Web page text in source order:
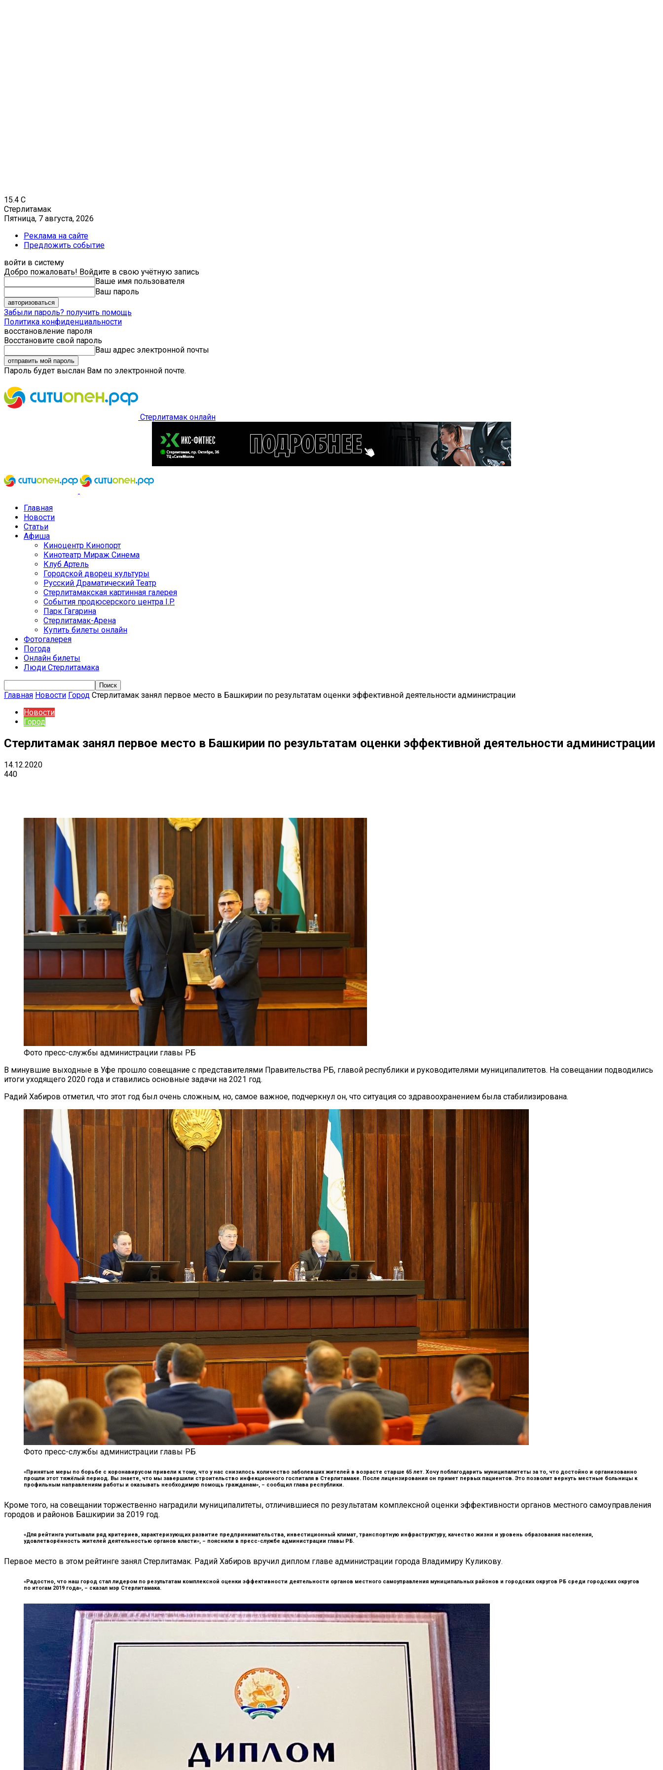
15.4 C
Стерлитамак
Пятница, 7 августа, 2026
Реклама на сайте
Предложить событие
войти в систему
Добро пожаловать! Войдите в свою учётную запись
Ваше имя пользователя
Ваш пароль
Забыли пароль? получить помощь
Политика конфиденциальности
восстановление пароля
Восстановите свой пароль
Ваш адрес электронной почты
Пароль будет выслан Вам по электронной почте.
Стерлитамак онлайн
Главная
Новости
Статьи
Афиша
Киноцентр Кинопорт
Кинотеатр Мираж Синема
Клуб Артель
Городской дворец культуры
Русский Драматический Театр
Стерлитамакская картинная галерея
События продюсерского центра I.P.
Парк Гагарина
Стерлитамак-Арена
Купить билеты онлайн
Фотогалерея
Погода
Онлайн билеты
Люди Стерлитамака
Главная Новости Город Стерлитамак занял первое место в Башкирии по результатам оценки эффективной деятельности администрации
Новости
Город
Стерлитамак занял первое место в Башкирии по результатам оценки эффективной деятельности администрации
14.12.2020
440
Фото пресс-службы администрации главы РБ
В минувшие выходные в Уфе прошло совещание с представителями Правительства РБ, главой республики и руководителями муниципалитетов. На совещании подводились
итоги уходящего 2020 года и ставились основные задачи на 2021 год.
Радий Хабиров отметил, что этот год был очень сложным, но, самое важное, подчеркнул он, что ситуация со здравоохранением была стабилизирована.
Фото пресс-службы администрации главы РБ
«Принятые меры по борьбе с коронавирусом привели к тому, что у нас снизилось количество заболевших жителей в возрасте старше 65 лет. Хочу поблагодарить муниципалитеты за то, что достойно и организованно
прошли этот тяжёлый период. Вы знаете, что мы завершили строительство инфекционного госпиталя в Стерлитамаке. После лицензирования он примет первых пациентов. Это позволит вернуть местные больницы к
профильным направлениям работы и оказывать необходимую помощь гражданам», – сообщил глава республики.
Кроме того, на совещании торжественно наградили муниципалитеты, отличившиеся по результатам комплексной оценки эффективности органов местного самоуправления
городов и районов Башкирии за 2019 год.
«Для рейтинга учитывали ряд критериев, характеризующих развитие предпринимательства, инвестиционный климат, транспортную инфраструктуру, качество жизни и уровень образования населения,
удовлетворённость жителей деятельностью органов власти», – пояснили в пресс-службе администрации главы РБ.
Первое место в этом рейтинге занял Стерлитамак. Радий Хабиров вручил диплом главе администрации города Владимиру Куликову.
«Радостно, что наш город стал лидером по результатам комплексной оценки эффективности деятельности органов местного самоуправления муниципальных районов и городских округов РБ среди городских округов
по итогам 2019 года», – сказал мэр Стерлитамака.